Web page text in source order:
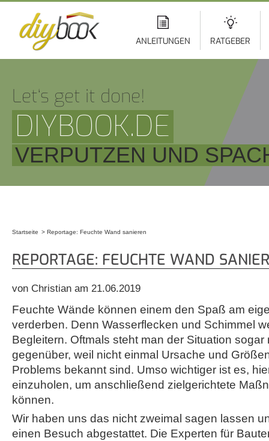
ANLEITUNGEN RATGEBER
Let‘s get it done!
DIYBOOK.DE
VERPUTZEN UND
Startseite Reportage: Feuchte Wand sanieren
REPORTAGE: FEUCHTE WAND
von Christian am 21.06.2019
Feuchte Wände können einem den Spaß am
verderben. Denn Wasserflecken und Schimmel
Begleitern. Oftmals steht man der Situation sogar
gegenüber, weil nicht einmal Ursache und
Problems bekannt sind. Umso wichtiger ist es,
einzuholen, um anschließend zielgerichtete
können.
Wir haben uns das nicht zweimal sagen lassen
einen Besuch abgestattet. Die Experten für